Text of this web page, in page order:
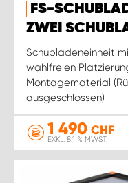
FS-
ZWEI
Schubladeneinheit
wahlfreien
Montagematerial
ausgeschlossen)
1 490 CHF
EXKL. 8.1 % MWST.